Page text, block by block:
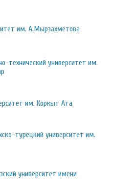
им. А.Мырзахметова
технический университет им.
им. Коркыт Ата
турецкий университет им.
университет имени